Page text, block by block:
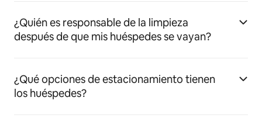
¿Quién es responsable de la limpieza
después de que mis huéspedes se vayan?
¿Qué opciones de estacionamiento tienen
los huéspedes?